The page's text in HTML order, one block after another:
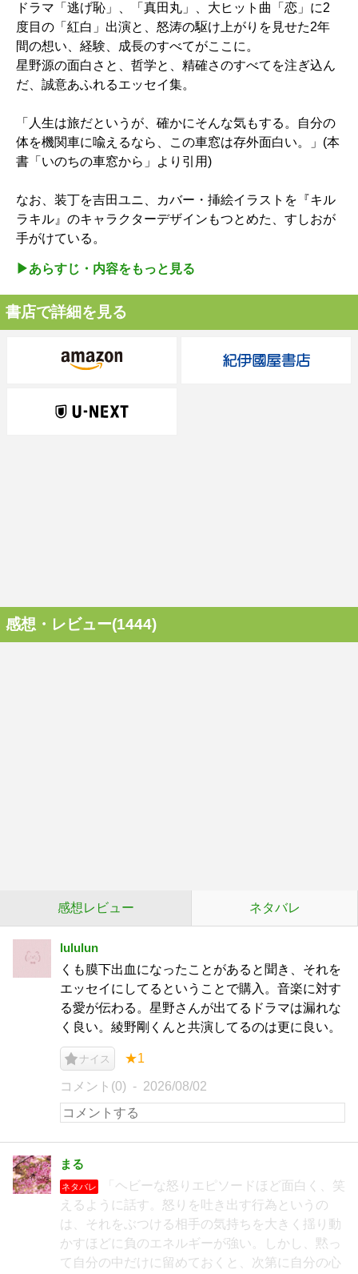
ドラマ「逃げ恥」、「真田丸」、大ヒット曲「恋」に2
度目の「紅白」出演と、怒涛の駆け上がりを見せた2年
間の想い、経験、成長のすべてがここに。
星野源の面白さと、哲学と、精確さのすべてを注ぎ込ん
だ、誠意あふれるエッセイ集。
「人生は旅だというが、確かにそんな気もする。自分の
体を機関車に喩えるなら、この車窓は存外面白い。」(本
書「いのちの車窓から」より引用)
なお、装丁を吉田ユニ、カバー・挿絵イラストを『キル
ラキル』のキャラクターデザインもつとめた、すしおが
手がけている。
▶︎あらすじ・内容をもっと見る
書店で詳細を見る
感想・レビュー(1444)
感想レビュー ネタバレ
lululun
くも膜下出血になったことがあると聞き、それを
エッセイにしてるということで購入。音楽に対す
る愛が伝わる。星野さんが出てるドラマは漏れな
く良い。綾野剛くんと共演してるのは更に良い。
ナイス ★1
コメント(0) 2026/08/02
まる
ネタバレ
「ヘビーな怒りエピソードほど面白く、笑
えるように話す。怒りを吐き出す行為というの
は、それをぶつける相手の気持ちを大きく揺り動
かすほどに負のエネルギーが強い。しかし、黙っ
て自分の中だけに留めておくと、次第に自分の心